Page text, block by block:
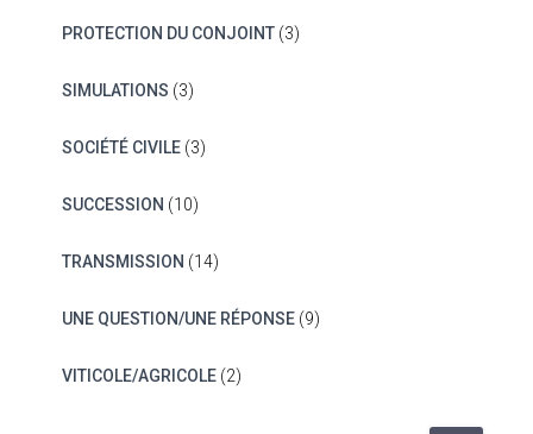
PROTECTION DU CONJOINT(3)
SIMULATIONS (3)
SOCIÉTÉ CIVILE(3)
SUCCESSION (10)
TRANSMISSION (14)
UNE QUESTION/UNE RÉPONSE(9)
VITICOLE/AGRICOLE(2)